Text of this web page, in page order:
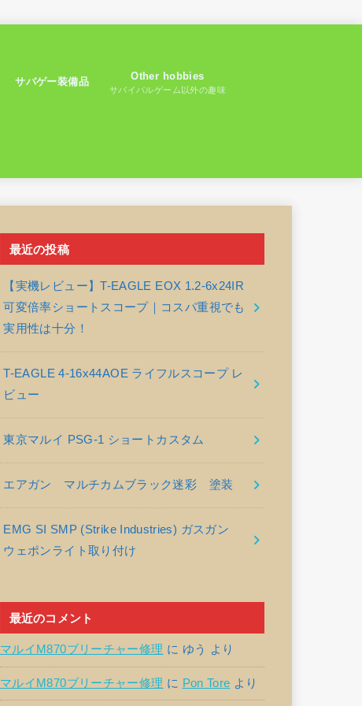
サバゲー装備品 Other hobbies
サバイバルゲーム以外の趣味
最近の投稿
【実機レビュー】T-EAGLE EOX 1.2-6x24IR
可変倍率ショートスコープ｜コスパ重視でも
実用性は十分！
T-EAGLE 4-16x44AOE ライフルスコープ レ
ビュー
東京マルイ PSG-1 ショートカスタム
エアガン マルチカムブラック迷彩 塗装
EMG SI SMP (Strike Industries) ガスガン
ウェポンライト取り付け
最近のコメント
マルイM870ブリーチャー修理 に ゆう より
マルイM870ブリーチャー修理 に Pon Tore より